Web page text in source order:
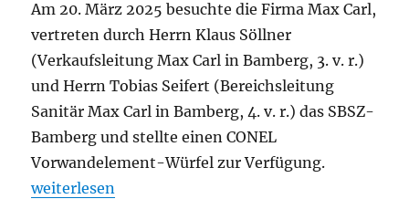
Am 20. März 2025 besuchte die Firma Max Carl,
vertreten durch Herrn Klaus Söllner
(Verkaufsleitung Max Carl in Bamberg, 3. v. r.)
und Herrn Tobias Seifert (Bereichsleitung
Sanitär Max Carl in Bamberg, 4. v. r.) das SBSZ-
Bamberg und stellte einen CONEL
Vorwandelement-Würfel zur Verfügung.
„Max Carl bringt CONEL in die Berufsschule 1
weiterlesen